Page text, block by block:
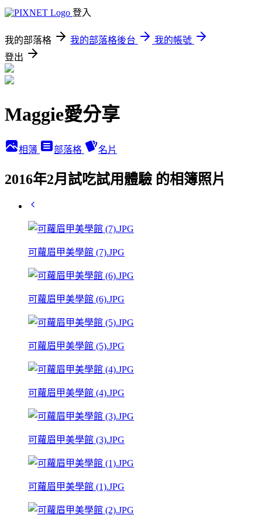
登入
我的部落格 我的部落格後台
我的帳號
登出
Maggie愛分享
相簿 部落格 名片
2016年2月試吃試用體驗 的相簿照片
可蘿眉甲美學館 (7).JPG
可蘿眉甲美學館 (6).JPG
可蘿眉甲美學館 (5).JPG
可蘿眉甲美學館 (4).JPG
可蘿眉甲美學館 (3).JPG
可蘿眉甲美學館 (1).JPG